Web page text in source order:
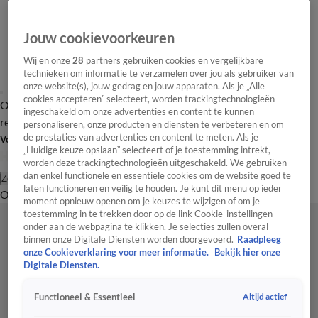
Overzicht Laatste nieuws Regionieuws Het beste van Hart
Tip de
redactie
Volg Hart van Nederland
Zoeken
OverzichtRegioUitzendingenWeerTip de redactiePanelVideo's
Jouw cookievoorkeuren
Wij en onze28 partners gebruiken cookies en vergelijkbare
technieken om informatie te verzamelen over jou als gebruiker van
onze website(s), jouw gedrag en jouw apparaten. Als je „Alle
cookies accepteren” selecteert, worden trackingtechnologieën
ingeschakeld om onze advertenties en content te kunnen
personaliseren, onze producten en diensten te verbeteren en om
de prestaties van advertenties en content te meten. Als je
„Huidige keuze opslaan” selecteert of je toestemming intrekt,
worden deze trackingtechnologieën uitgeschakeld. We gebruiken
dan enkel functionele en essentiële cookies om de website goed te
laten functioneren en veilig te houden. Je kunt dit menu op ieder
moment opnieuw openen om je keuzes te wijzigen of om je
toestemming in te trekken door op de link Cookie-instellingen
onder aan de webpagina te klikken. Je selecties zullen overal
binnen onze Digitale Diensten worden doorgevoerd. Raadpleeg
onze Cookieverklaring voor meer informatie.
Bekijk hier onze
Digitale Diensten.
Functioneel & Essentieel Altijd actief